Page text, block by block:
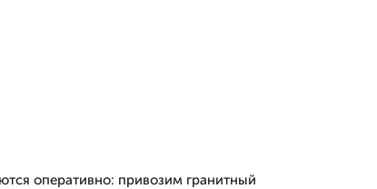
оперативно: привозим гранитный